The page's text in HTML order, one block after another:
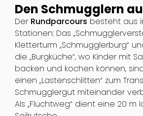
Den Schmugglern
Der Rundparcours besteht aus
Stationen: Das
Kletterturm „Schmugglerburg“
die „Burgküche“, wo Kinder mit
backen und kochen können,
einen „Lastenschlitten“ zum
Schmugglergut miteinander
Als „Fluchtweg“ dient eine 20 m